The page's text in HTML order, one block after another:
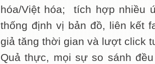
hóa/Việt hóa; tích hợp nhiều
thống định vị bản đồ, liên kết
giả tăng thời gian và lượt click
Quả thực, mọi sự so sánh